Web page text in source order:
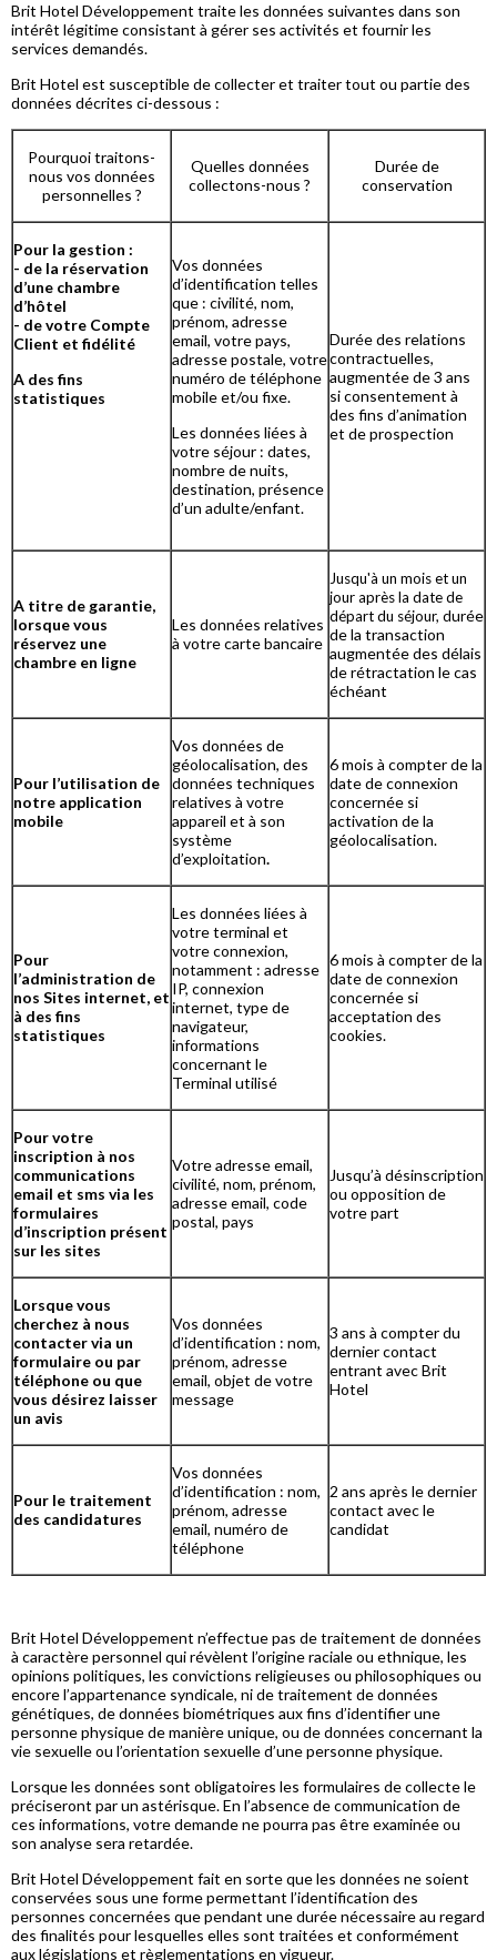
Brit Hotel Développement traite les données suivantes dans son
intérêt légitime consistant à gérer ses activités et fournir les
services demandés.
Brit Hotel est susceptible de collecter et traiter tout ou partie des
données décrites ci-dessous :
Pourquoi traitons-
nous vos données
personnelles ?
Quelles données
collectons-nous ?
Durée de
conservation
Pour la gestion :
- de la réservation
d’une chambre
d’hôtel
- de votre Compte
Client et fidélité
A des fins
statistiques
Vos données
d’identification telles
que : civilité, nom,
prénom, adresse
email, votre pays,
adresse postale, votre
numéro de téléphone
mobile et/ou fixe.
Les données liées à
votre séjour : dates,
nombre de nuits,
destination, présence
d’un adulte/enfant.
Durée des relations
contractuelles,
augmentée de 3 ans
si consentement à
des fins d’animation
et de prospection
A titre de garantie,
lorsque vous
réservez une
chambre en ligne
Les données relatives
à votre carte bancaire
Jusqu'à un mois et un
jour après la date de
départ du séjour, durée
de la transaction
augmentée des délais
de rétractation le cas
échéant
Pour l’utilisation de
notre application
mobile
Vos données de
géolocalisation, des
données techniques
relatives à votre
appareil et à son
système
d’exploitation.
6 mois à compter de la
date de connexion
concernée si
activation de la
géolocalisation.
Pour
l’administration de
nos Sites internet, et
à des fins
statistiques
Les données liées à
votre terminal et
votre connexion,
notamment : adresse
IP, connexion
internet, type de
navigateur,
informations
concernant le
Terminal utilisé
6 mois à compter de la
date de connexion
concernée si
acceptation des
cookies.
Pour votre
inscription à nos
communications
email et sms via les
formulaires
d’inscription présent
sur les sites
Votre adresse email,
civilité, nom, prénom,
adresse email, code
postal, pays
Jusqu’à désinscription
ou opposition de
votre part
Lorsque vous
cherchez à nous
contacter via un
formulaire ou par
téléphone ou que
vous désirez laisser
un avis
Vos données
d’identification : nom,
prénom, adresse
email, objet de votre
message
3 ans à compter du
dernier contact
entrant avec Brit
Hotel
Pour le traitement
des candidatures
Vos données
d’identification : nom,
prénom, adresse
email, numéro de
téléphone
2 ans après le dernier
contact avec le
candidat
Brit Hotel Développement n’effectue pas de traitement de données
à caractère personnel qui révèlent l’origine raciale ou ethnique, les
opinions politiques, les convictions religieuses ou philosophiques ou
encore l’appartenance syndicale, ni de traitement de données
génétiques, de données biométriques aux fins d’identifier une
personne physique de manière unique, ou de données concernant la
vie sexuelle ou l’orientation sexuelle d’une personne physique.
Lorsque les données sont obligatoires les formulaires de collecte le
préciseront par un astérisque. En l’absence de communication de
ces informations, votre demande ne pourra pas être examinée ou
son analyse sera retardée.
Brit Hotel Développement fait en sorte que les données ne soient
conservées sous une forme permettant l’identification des
personnes concernées que pendant une durée nécessaire au regard
des finalités pour lesquelles elles sont traitées et conformément
aux législations et règlementations en vigueur.